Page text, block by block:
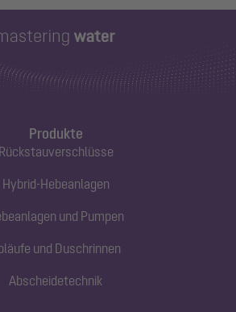
Produkte
Rückstauverschlüsse
Hybrid-Hebeanlagen
und Pumpen
und Duschrinnen
Abscheidetechnik